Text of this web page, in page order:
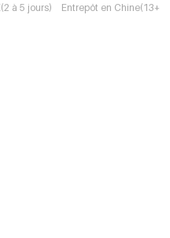
à 5 jours) Entrepôt en Chine(13+